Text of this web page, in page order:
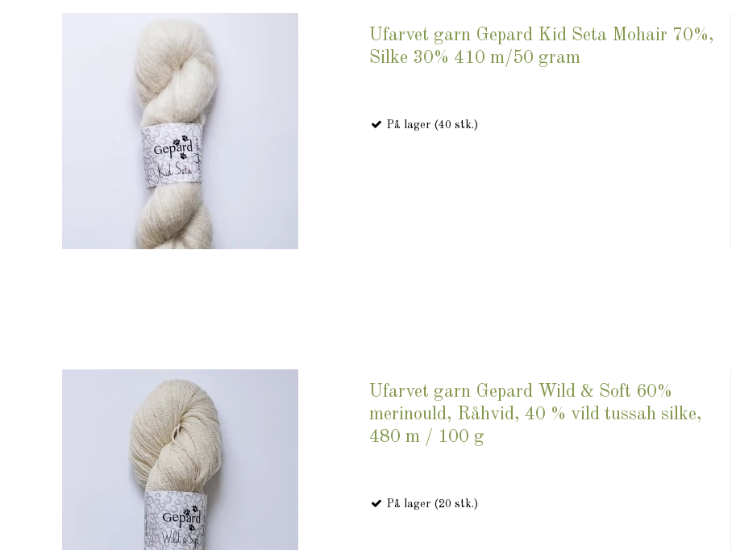
Ufarvet garn Gepard Kid Seta Mohair 70%,
Silke 30% 410 m/50 gram
På lager (40 stk.)
Ufarvet garn Gepard Wild & Soft 60%
merinould, Råhvid, 40 % vild tussah silke,
480 m / 100 g
På lager (20 stk.)